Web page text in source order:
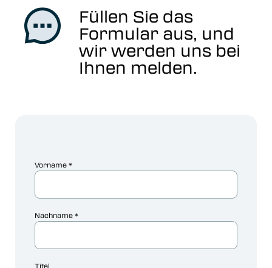
Füllen Sie das
Formular aus, und
wir werden uns bei
Ihnen melden.